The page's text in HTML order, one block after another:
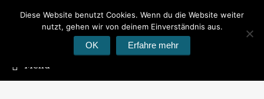
Peter's Photoblog
Hier geht es um Fotos
Menu
Diese Website benutzt Cookies. Wenn du die Website weiter
nutzt, gehen wir von deinem Einverständnis aus.
OK Erfahre mehr